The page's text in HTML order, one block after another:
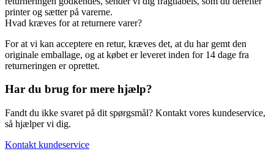
printer og sætter på varerne.
Hvad kræves for at returnere varer?
For at vi kan acceptere en retur, kræves det, at du har gemt den
originale emballage, og at købet er leveret inden for 14 dage fra
returneringen er oprettet.
Har du brug for mere hjælp?
Fandt du ikke svaret på dit spørgsmål? Kontakt vores kundeservice,
så hjælper vi dig.
Kontakt kundeservice